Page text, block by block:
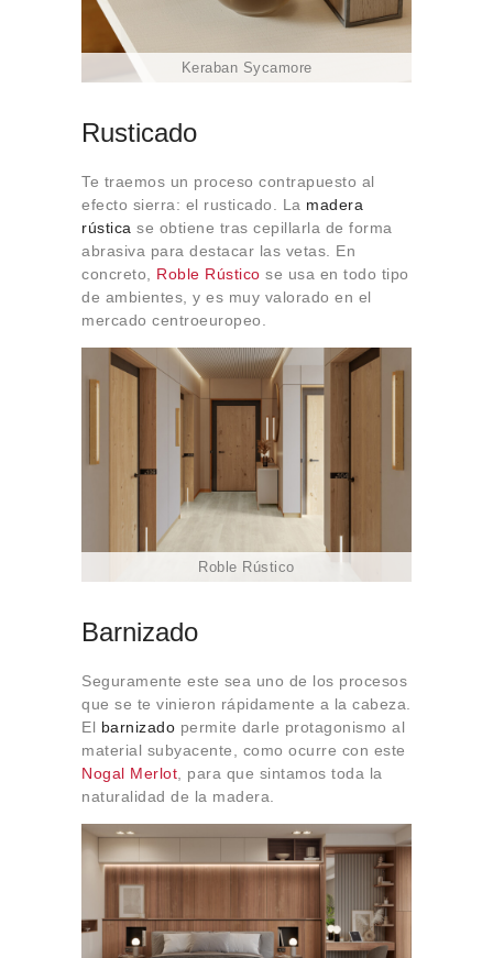
Keraban Sycamore
Rusticado
Te traemos un proceso contrapuesto al
efecto sierra: el rusticado. La madera
rústica se obtiene tras cepillarla de forma
abrasiva para destacar las vetas. En
concreto, Roble Rústico se usa en todo tipo
de ambientes, y es muy valorado en el
mercado centroeuropeo.
Roble Rústico
Barnizado
Seguramente este sea uno de los procesos
que se te vinieron rápidamente a la cabeza.
El barnizado permite darle protagonismo al
material subyacente, como ocurre con este
Nogal Merlot, para que sintamos toda la
naturalidad de la madera.